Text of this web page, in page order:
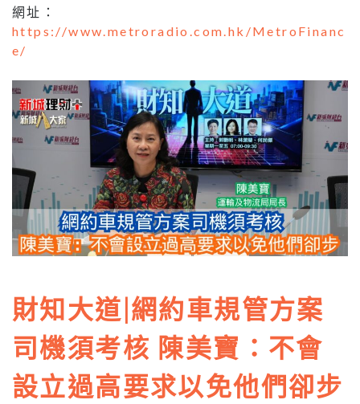
網址：
https://www.metroradio.com.hk/MetroFinanc
e/
財知大道|網約車規管方案
司機須考核 陳美寶：不會
設立過高要求以免他們卻步